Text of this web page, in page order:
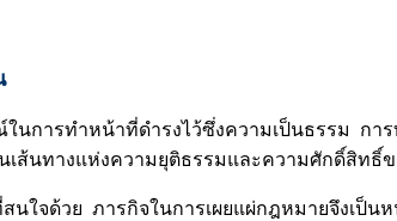
ทำหน้าที่ดำรงไว้ซึ่งความเป็นธรรม การท
ส้นทางแห่งความยุติธรรมและความศักดิ์สิทธิ์
วย ภารกิจในการเผยแผ่กฎหมายจึงเป็น